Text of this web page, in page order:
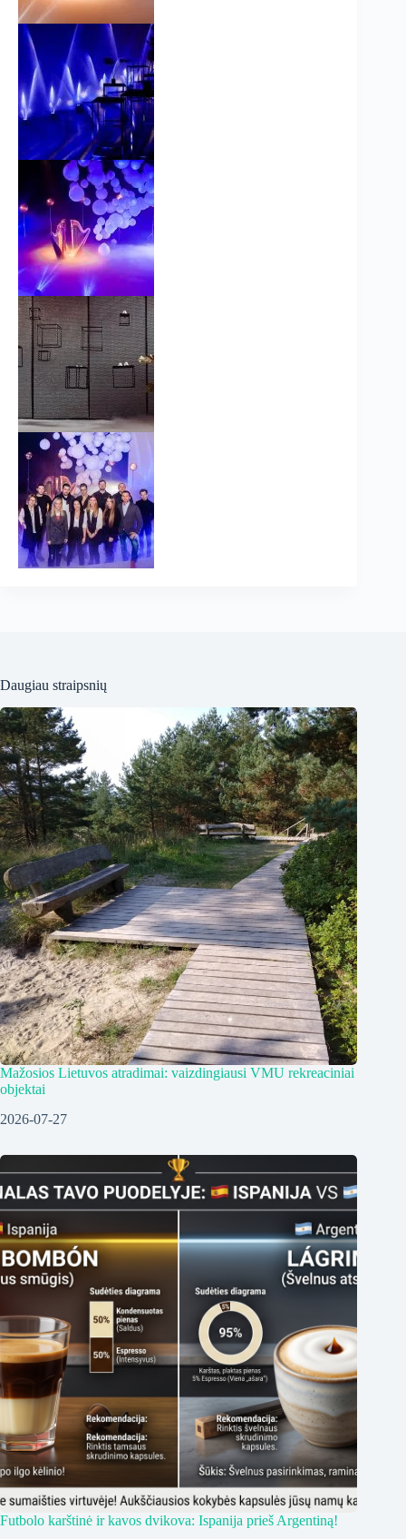
Daugiau straipsnių
Mažosios Lietuvos atradimai: vaizdingiausi VMU rekreaciniai
objektai
2026-07-27
Futbolo karštinė ir kavos dvikova: Ispanija prieš Argentiną!